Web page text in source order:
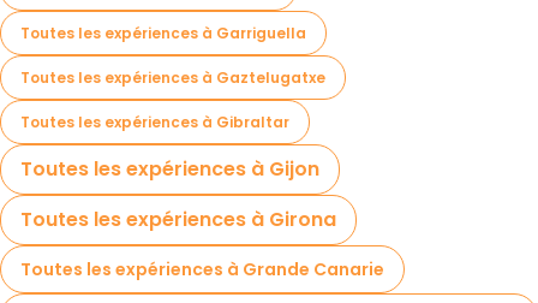
Toutes les expériences à Garriguella
Toutes les expériences à Gaztelugatxe
Toutes les expériences à Gibraltar
Toutes les expériences à Gijon
Toutes les expériences à Girona
Toutes les expériences à Grande Canarie